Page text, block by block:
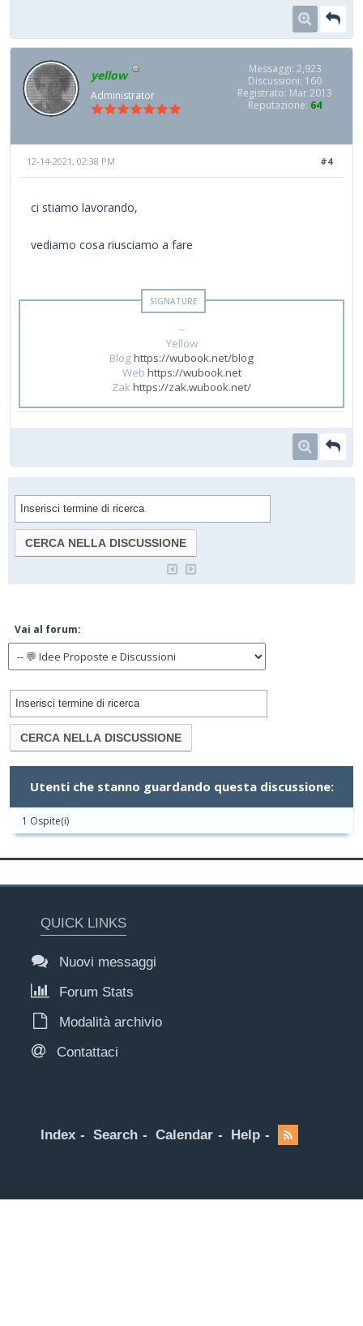
yellow
Administrator
Messaggi: 2,923
Discussioni: 160
Registrato: Mar 2013
Reputazione: 64
#4
12-14-2021, 02:38 PM
ci stiamo lavorando,
vediamo cosa riusciamo a fare
--
Yellow
Bloghttps://wubook.net/blog
Web https://wubook.net
Zak https://zak.wubook.net/
Vai al forum:
Utenti che stanno guardando questa discussione:
1 Ospite(i)
QUICK LINKS
Nuovi messaggi
Forum Stats
Modalità archivio
Contattaci
Index Search Calendar Help